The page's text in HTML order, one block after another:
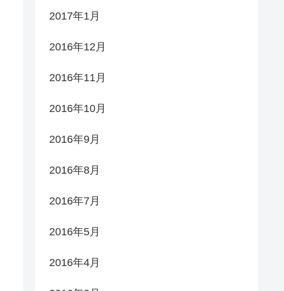
2017年1月
2016年12月
2016年11月
2016年10月
2016年9月
2016年8月
2016年7月
2016年5月
2016年4月